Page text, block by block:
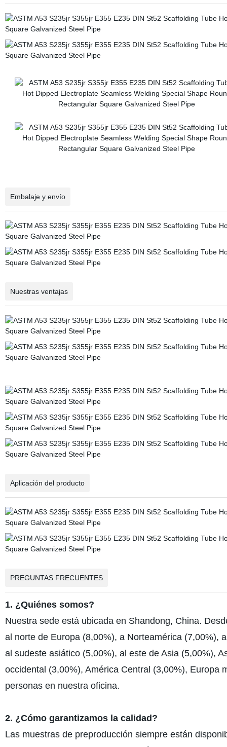
Embalaje y envío
Nuestras ventajas
Aplicación del producto
PREGUNTAS FRECUENTES
1. ¿Quiénes somos?
Nuestra sede está ubicada en Shandong, China.
al norte de Europa (8,00%), a Norteamérica (7,00%),
al sudeste asiático (5,00%), al este de Asia (5,00%),
occidental (3,00%), América Central (3,00%), Europa
personas en nuestra oficina.
2. ¿Cómo garantizamos la calidad?
Las muestras de preproducción siempre están